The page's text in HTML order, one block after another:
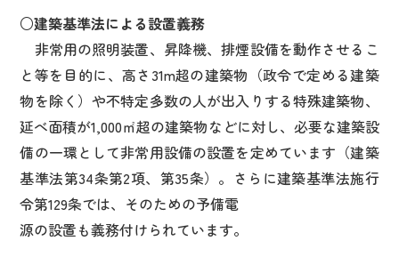
○建築基準法による設置義務
非常用の照明装置、昇降機、排煙設備を動作させるこ
と等を目的に、高さ31m超の建築物（政令で定める建築
物を除く）や不特定多数の人が出入りする特殊建築物、
延べ面積が1,000㎡超の建築物などに対し、必要な建築設
備の一環として非常用設備の設置を定めています（建築
基準法第34条第2項、第35条）。さらに建築基準法施行
令第129条では、そのための予備電
源の設置も義務付けられています。